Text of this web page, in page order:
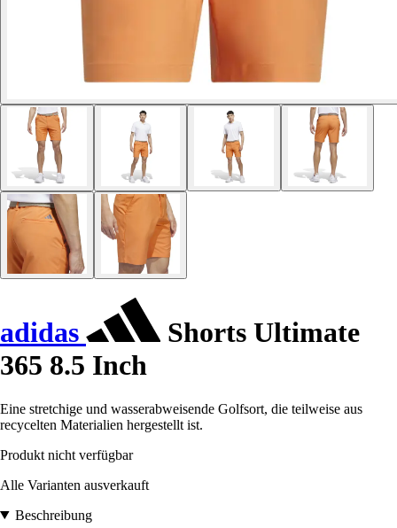
adidas
Shorts Ultimate
365 8.5 Inch
Eine stretchige und wasserabweisende Golfsort, die teilweise aus
recycelten Materialien hergestellt ist.
Produkt nicht verfügbar
Alle Varianten ausverkauft
Beschreibung